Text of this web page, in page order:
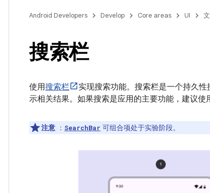
Android Developers Develop Core areas UI
搜索栏
使用搜索栏
实现搜索功能。搜索栏是一个持久
示相关结果。如果搜索是应用的主要功能，建议使
注意 ： SearchBar 可组合项处于实验阶段。